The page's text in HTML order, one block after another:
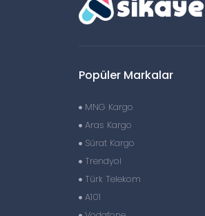
Popüler Markalar
MNG Kargo
Aras Kargo
Sürat Kargo
Trendyol
Türk Telekom
A101